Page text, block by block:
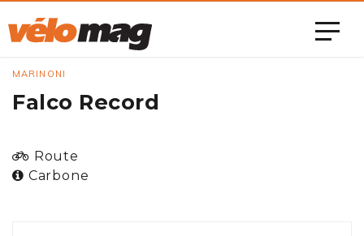
MARINONI
Falco Record
Route
Carbone